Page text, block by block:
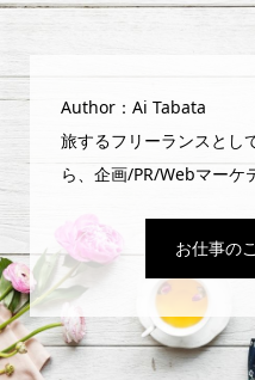
Author：Ai Tabata
旅するフリーランスとし
ら、企画/PR/Webマーケ
お仕事の